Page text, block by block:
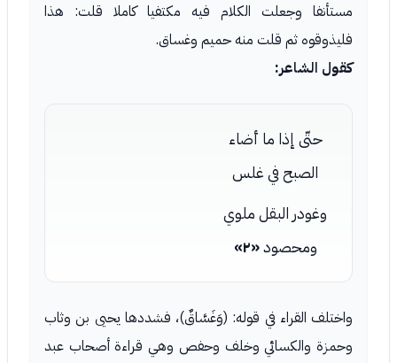
مستأنفا وجعلت الكلام فيه مكتفيا كاملا قلت: هذا
فليذوقوه ثم قلت منه حميم وغساق.
كقول الشاعر:
حتّى إذا ما أضاء
الصبح في غلس
وغودر البقل ملوي
ومحصود«٢»
واختلف القراء في قوله: (وَغَسَّاقٌ)، فشددها يحيى بن وثاب
وحمزة والكسائي وخلف وحفص وهي قراءة أصحاب عبد